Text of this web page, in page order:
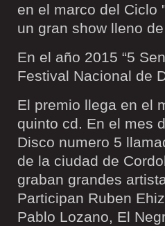
en el marco del Ciclo
un gran show lleno
En el año 2015 “5
Festival Nacional de
El premio llega en el
quinto cd. En el mes
Disco numero 5
de la ciudad de
graban grandes
Participan Ruben
Pablo Lozano, El